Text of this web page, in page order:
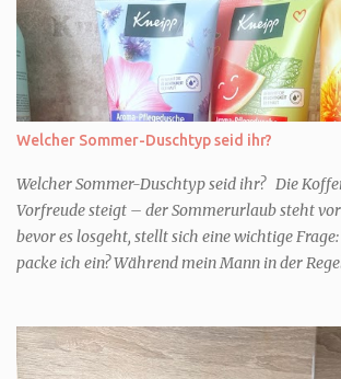
Welcher Sommer-Duschtyp seid ihr?
Welcher Sommer-Duschtyp seid ihr? Die
Vorfreude steigt – der Sommerurlaub steht
bevor es losgeht, stellt sich eine wichtige
packe ich ein? Während mein Mann in der
Urlaub Entspannung und Wellness. Falls ihr
uns doch herausfinden, welcher Duschtyp ihr